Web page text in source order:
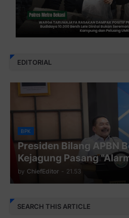
EDITORIAL
BPK
Presiden Bilang APBN
Kejagung Pasang
by ChiefEditor - 21.53
SEARCH THIS ARTICLE